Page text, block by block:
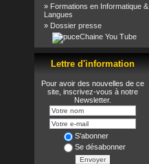
» Formations en Informatique &
Langues
» Dossier presse
Chaine You Tube
Lettre d'information
Pour avoir des nouvelles de ce
site, inscrivez-vous à notre
Newsletter.
S'abonner
Se désabonner
Envoyer